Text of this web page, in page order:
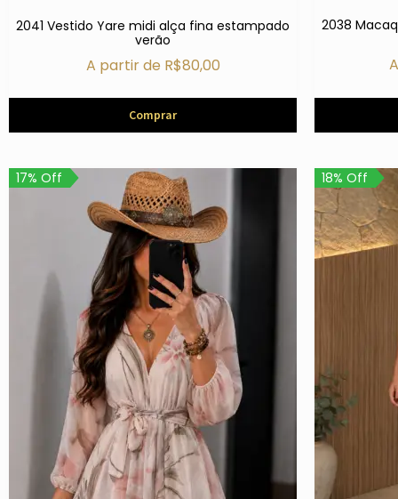
2041 Vestido Yare midi alça fina estampado
verão
A partir de R$80,00
Comprar
2038
17% Off 18% Off